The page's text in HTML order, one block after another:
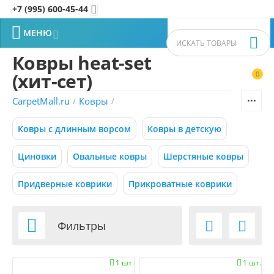
+7 (995) 600-45-44 
0


 МЕНЮ
Фильтры товаров
Р – Р
21734Р 43468
0.50x0.88
Ковры heat-set
(хит-сет)
CarpetMall.ru / Ковры /
Ковры с длинным ворсом Ковры в детскую
Циновки Овальные ковры Шерстяные ковры
Придверные коврики Прикроватные коврики
 Фильтры  
1 шт.
 1 шт.
